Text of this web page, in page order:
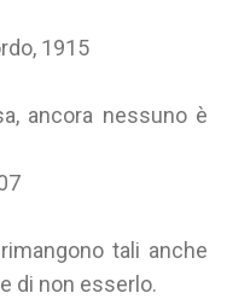
1915
ancora nessuno è
tali anche
di non esserlo.